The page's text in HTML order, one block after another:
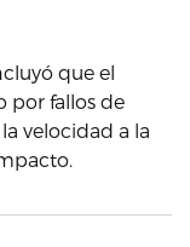
que el
por fallos de
velocidad a la